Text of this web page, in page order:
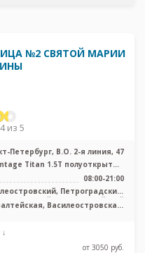
№2 СВЯТОЙ МАРИИ
из 5
Петербург, В.О. 2-я линия, 47
Titan 1.5T полуоткрытый
08:00-21:00
Петроградский,
Центральный, Адмиралтейский
Василеостровская,
от 3050 pуб.